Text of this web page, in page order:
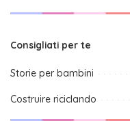
Consigliati per te
Storie per bambini
Costruire riciclando